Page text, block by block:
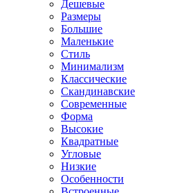
Дешевые
Размеры
Большие
Маленькие
Стиль
Минимализм
Классические
Скандинавские
Современные
Форма
Высокие
Квадратные
Угловые
Низкие
Особенности